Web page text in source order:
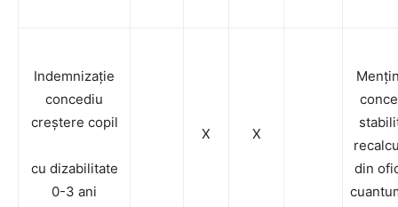
Indemnizație
concediu
creștere copil
cu dizabilitate
0-3 ani
X X
din